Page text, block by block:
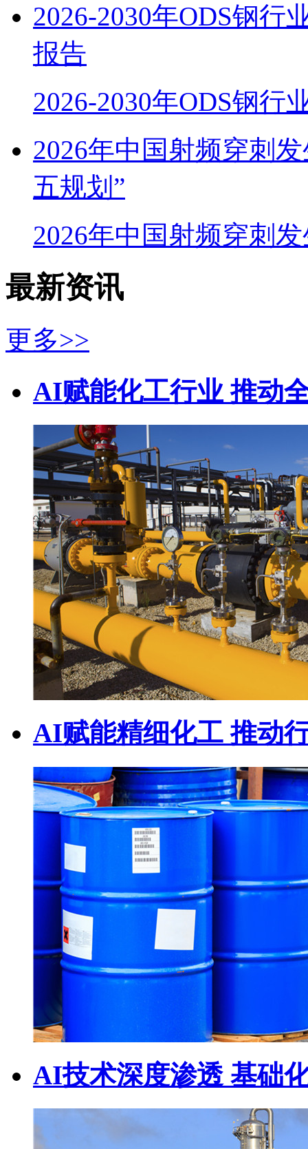
2026-2030年ODS钢行
报告
2026-2030年ODS钢行
2026年中国射频穿刺
五规划”
2026年中国射频穿刺
最新资讯
更多>>
AI赋能化工行业 推动
AI赋能精细化工 推动
AI技术深度渗透 基础